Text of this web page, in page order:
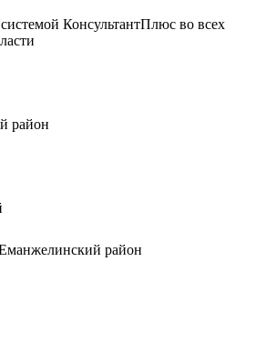
КонсультантПлюс во всех
район
район